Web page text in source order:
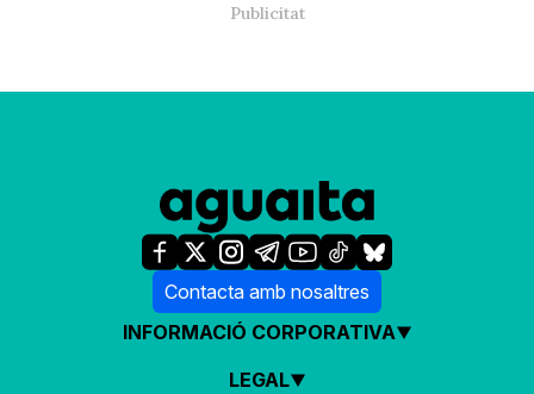
Contacta amb nosaltres
INFORMACIÓ CORPORATIVA
LEGAL